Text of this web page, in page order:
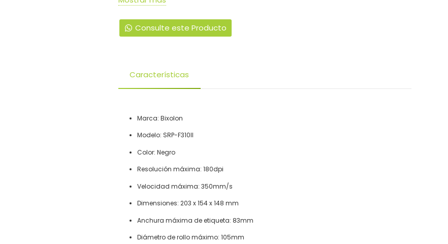
Consulte este Producto
Características
Marca: Bixolon
Modelo: SRP-F310II
Color: Negro
Resolución máxima: 180dpi
Velocidad máxima: 350mm/s
Dimensiones: 203 x 154 x 148 mm
Anchura máxima de etiqueta: 83mm
Diámetro de rollo máximo: 105mm